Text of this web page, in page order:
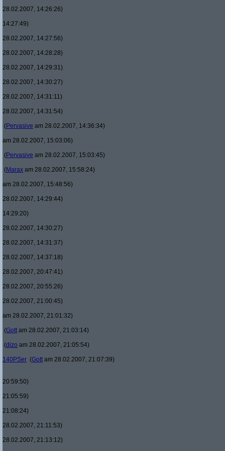
28.02.2007, 14:26:26)
14:27:49)
28.02.2007, 14:27:56)
28.02.2007, 14:28:28)
28.02.2007, 14:29:31)
28.02.2007, 14:30:27)
28.02.2007, 14:31:11)
28.02.2007, 14:31:54)
(Pervasive am 28.02.2007, 14:36:34)
am 28.02.2007, 15:03:06)
(Pervasive am 28.02.2007, 15:03:45)
(Marax am 28.02.2007, 15:58:24)
am 28.02.2007, 15:48:56)
28.02.2007, 14:29:44)
14:29:20)
28.02.2007, 14:30:27)
28.02.2007, 14:31:37)
28.02.2007, 14:37:18)
28.02.2007, 20:47:41)
28.02.2007, 20:55:26)
28.02.2007, 21:00:45)
am 28.02.2007, 21:01:32)
(Gott am 28.02.2007, 21:03:14)
(dizo am 28.02.2007, 21:05:54)
140PSer (Gott am 28.02.2007, 21:07:39)
20:59:50)
21:05:59)
21:08:24)
28.02.2007, 21:11:53)
28.02.2007, 21:13:12)